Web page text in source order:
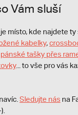
Vám sluší
místo, kde najdete
kabelky,
pánské tašky přes
... to vše pro vás
Sledujte nás na